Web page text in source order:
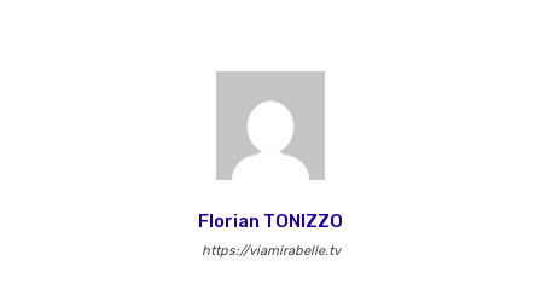
Florian TONIZZO
https://viamirabelle.tv